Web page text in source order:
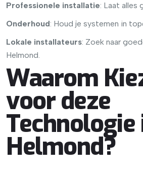
Professionele installatie: Laat alles
Onderhoud: Houd je systemen in
Lokale installateurs: Zoek naar
Helmond.
Waarom
voor deze
Technologie
Helmond?